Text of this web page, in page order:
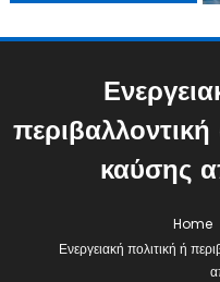
καύσης
Home
Ενεργειακή πολιτική ή